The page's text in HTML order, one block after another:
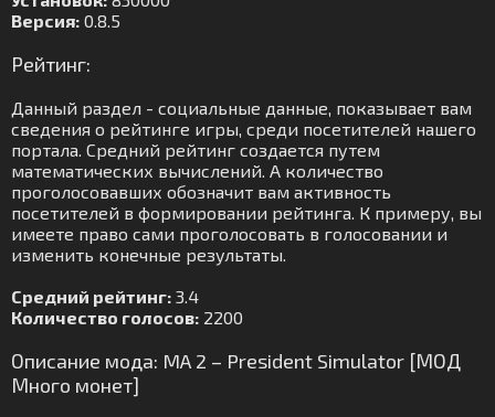
Версия: 0.8.5
Рейтинг:
Данный раздел - социальные данные, показывает вам
сведения о рейтинге игры, среди посетителей нашего
портала. Средний рейтинг создается путем
математических вычислений. А количество
проголосовавших обозначит вам активность
посетителей в формировании рейтинга. К примеру, вы
имеете право сами проголосовать в голосовании и
изменить конечные результаты.
Средний рейтинг: 3.4
Количество голосов: 2200
Описание мода: MA 2 – President Simulator [МОД
Много монет]